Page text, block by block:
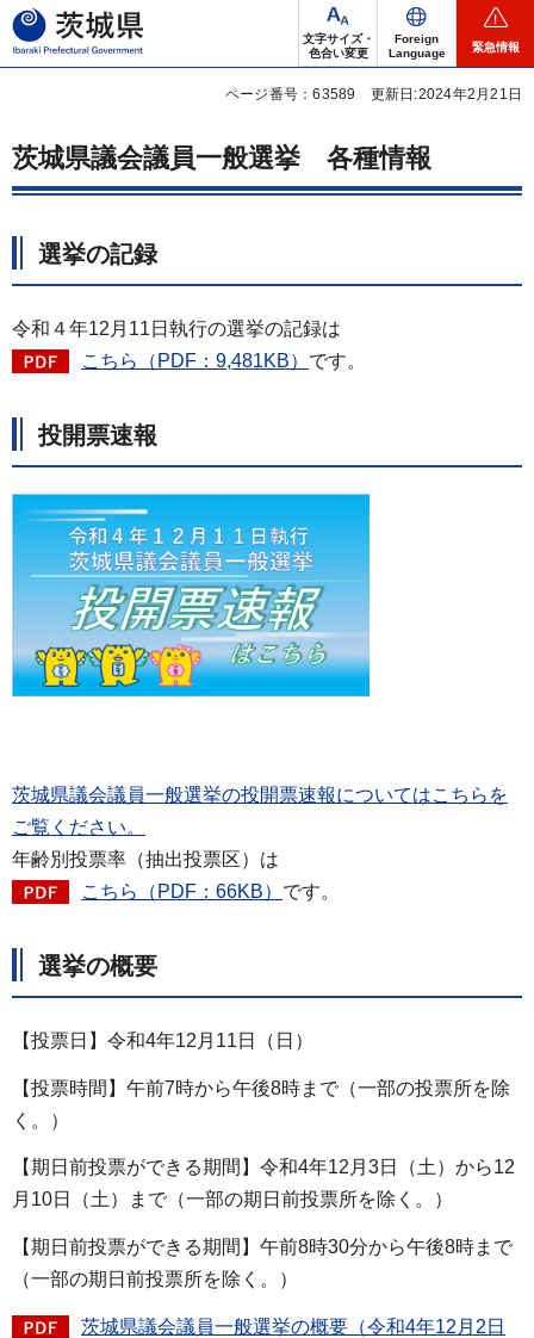
茨城県
文字サイズ・
色合い変更
Foreign
Language
緊急情報
ページ番号：63589 更新日:2024年2月21日
茨城県議会議員一般選挙 各種情報
選挙の記録
令和４年12月11日執行の選挙の記録は
こちら（PDF：9,481KB） です。
投開票速報
茨城県議会議員一般選挙の投開票速報についてはこちらを
ご覧ください。
年齢別投票率（抽出投票区）は
こちら（PDF：66KB） です。
選挙の概要
【投票日】令和4年12月11日（日）
【投票時間】午前7時から午後8時まで（一部の投票所を除
く。）
【期日前投票ができる期間】令和4年12月3日（土）から12
月10日（土）まで（一部の期日前投票所を除く。）
【期日前投票ができる期間】午前8時30分から午後8時まで
（一部の期日前投票所を除く。）
茨城県議会議員一般選挙の概要（令和4年12月2日